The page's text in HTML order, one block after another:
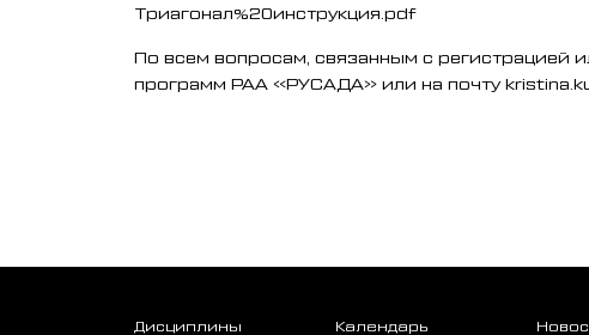
Триагонал%20инструкция.pdf
По всем вопросам, связанным с регистрацией
программ РАА «РУСАДА» или на почту
Дисциплины Календарь